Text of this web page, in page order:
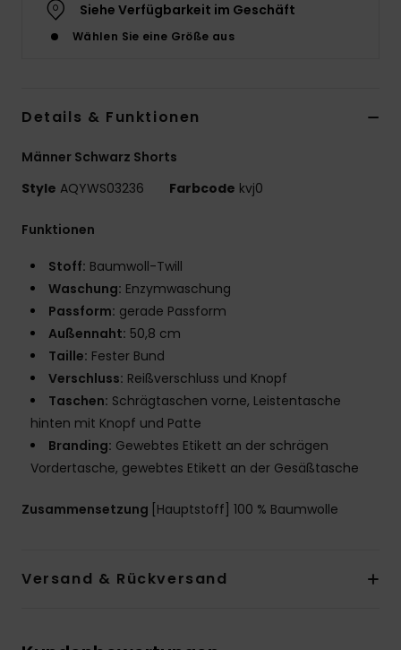
Siehe Verfügbarkeit im Geschäft
Wählen Sie eine Größe aus
Details & Funktionen
Männer Schwarz Shorts
Style AQYWS03236 Farbcode kvj0
Funktionen
Stoff: Baumwoll-Twill
Waschung: Enzymwaschung
Passform: gerade Passform
Außennaht: 50,8 cm
Taille: Fester Bund
Verschluss: Reißverschluss und Knopf
Taschen: Schrägtaschen vorne, Leistentasche
hinten mit Knopf und Patte
Branding: Gewebtes Etikett an der schrägen
Vordertasche, gewebtes Etikett an der Gesäßtasche
Zusammensetzung [Hauptstoff] 100 % Baumwolle
Versand & Rückversand